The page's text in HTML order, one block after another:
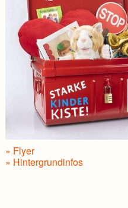
» Flyer
» Hintergrundinfos